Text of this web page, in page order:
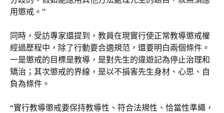
用懲戒。”
同時，受訪專家還提到，教員在現實行使正常教導懲戒權
經過歷程中，除了行動要合適規范，還要明白兩個條件。
一是懲戒的目標是教導，是對先生的違遊記為停止治理和
矯治；其次懲戒的界線，是以不損害先生身材、心思、自
負為條件。
“實行教導懲戒要保持教導性、符合法規性、恰當性準繩，